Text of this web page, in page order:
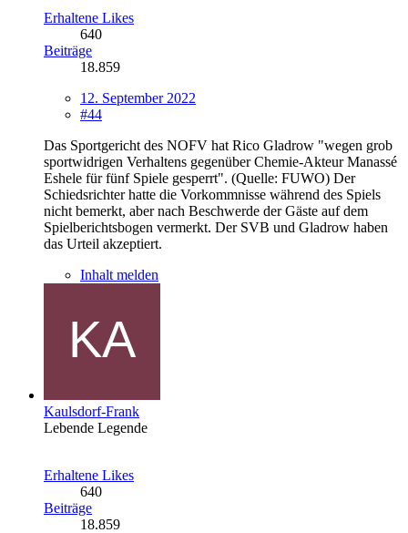
Erhaltene Likes
640
Beiträge
18.859
12. September 2022
#44
Das Sportgericht des NOFV hat Rico Gladrow "wegen grob
sportwidrigen Verhaltens gegenüber Chemie-Akteur Manassé
Eshele für fünf Spiele gesperrt". (Quelle: FUWO) Der
Schiedsrichter hatte die Vorkommnisse während des Spiels
nicht bemerkt, aber nach Beschwerde der Gäste auf dem
Spielberichtsbogen vermerkt. Der SVB und Gladrow haben
das Urteil akzeptiert.
Inhalt melden
Kaulsdorf-Frank
Lebende Legende
Erhaltene Likes
640
Beiträge
18.859